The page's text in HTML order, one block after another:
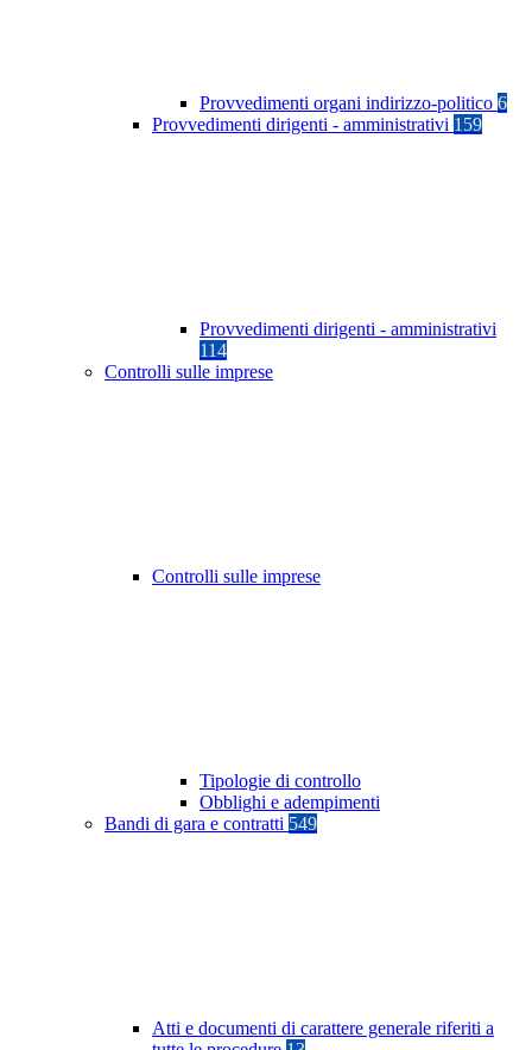
Provvedimenti organi indirizzo-politico 6
Provvedimenti dirigenti - amministrativi 159
Provvedimenti dirigenti - amministrativi
114
Controlli sulle imprese
Controlli sulle imprese
Tipologie di controllo
Obblighi e adempimenti
Bandi di gara e contratti 549
Atti e documenti di carattere generale riferiti a